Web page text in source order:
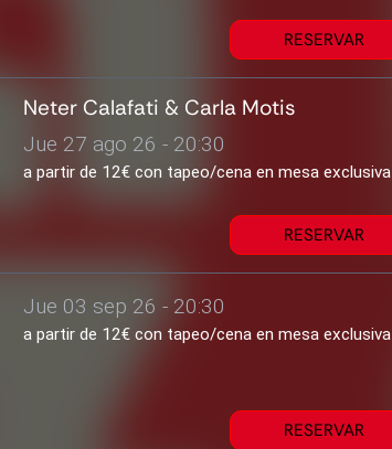
RESERVAR
Neter Calafati & Carla Motis
Jue 27 ago 26 - 20:30
a partir de 12€ con tapeo/cena en mesa exclusiva
RESERVAR
Jue 03 sep 26 - 20:30
a partir de 12€ con tapeo/cena en mesa exclusiva
RESERVAR